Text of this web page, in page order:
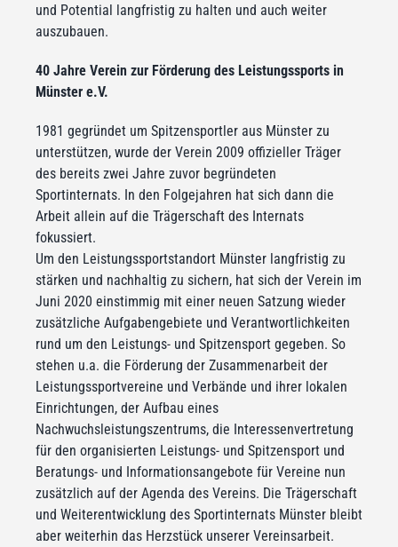
und Potential langfristig zu halten und auch weiter
auszubauen.
40 Jahre Verein zur Förderung des Leistungssports in
Münster e.V.
1981 gegründet um Spitzensportler aus Münster zu
unterstützen, wurde der Verein 2009 offizieller Träger
des bereits zwei Jahre zuvor begründeten
Sportinternats. In den Folgejahren hat sich dann die
Arbeit allein auf die Trägerschaft des Internats
fokussiert.
Um den Leistungssportstandort Münster langfristig zu
stärken und nachhaltig zu sichern, hat sich der Verein im
Juni 2020 einstimmig mit einer neuen Satzung wieder
zusätzliche Aufgabengebiete und Verantwortlichkeiten
rund um den Leistungs- und Spitzensport gegeben. So
stehen u.a. die Förderung der Zusammenarbeit der
Leistungssportvereine und Verbände und ihrer lokalen
Einrichtungen, der Aufbau eines
Nachwuchsleistungszentrums, die Interessenvertretung
für den organisierten Leistungs- und Spitzensport und
Beratungs- und Informationsangebote für Vereine nun
zusätzlich auf der Agenda des Vereins. Die Trägerschaft
und Weiterentwicklung des Sportinternats Münster bleibt
aber weiterhin das Herzstück unserer Vereinsarbeit.